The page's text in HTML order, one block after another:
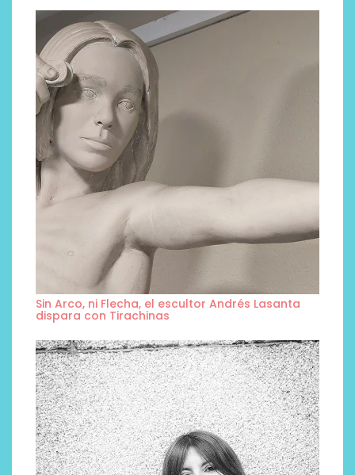
Sin Arco, ni Flecha, el escultor Andrés Lasanta
dispara con Tirachinas